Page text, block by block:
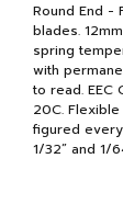
Round End -
blades.
spring
with
to read. EEC
20C.
figured
1/32” and 1/